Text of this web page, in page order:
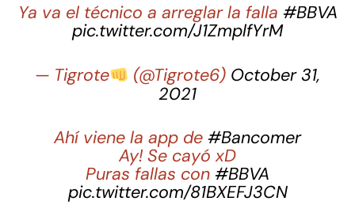
Ya va el técnico a arreglar la falla #BBVA
pic.twitter.com/J1ZmplfYrM
— Tigrote (@Tigrote6) October 31,
2021
Ahí viene la app de #Bancomer
Ay! Se cayó xD
Puras fallas con #BBVA
pic.twitter.com/81BXEFJ3CN